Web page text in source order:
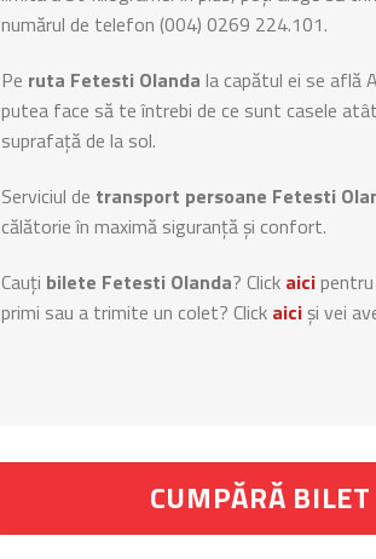
numărul de telefon (004) 0269 224.101.
Pe ruta Fetesti Olanda la capătul ei se află
putea face să te întrebi de ce sunt casele
suprafață de la sol.
Serviciul de transport persoane Fetesti
călătorie în maximă siguranță și confort.
Cauți bilete Fetesti Olanda? Click aici
primi sau a trimite un colet? Click aiciși vei
CUMPĂRĂ BILET